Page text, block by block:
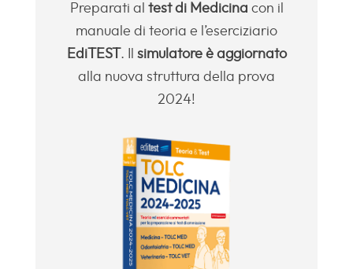
Preparati al test di Medicina con il
manuale di teoria e l’eserciziario
EdiTEST . Il simulatore è aggiornato
alla nuova struttura della prova
2024!